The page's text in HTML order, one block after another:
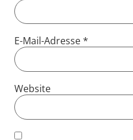
E-Mail-Adresse*
Website